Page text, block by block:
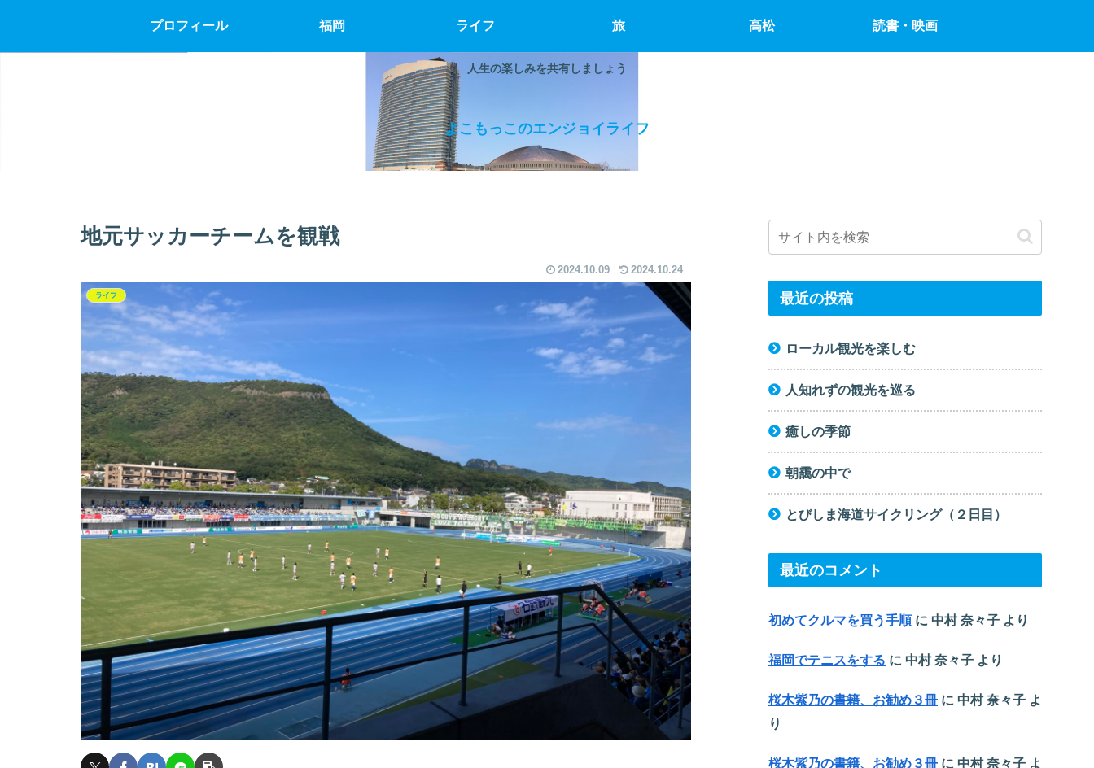
人生の楽しみを共有しましょう
よこもっこのエンジョイライフ
プロフィール 福岡 ライフ 旅 高松 読書・映画
地元サッカーチームを観戦
2024.10.09 2024.10.24
ライフ 最近の投稿
ローカル観光を楽しむ
人知れずの観光を巡る
癒しの季節
朝靄の中で
とびしま海道サイクリング（２日目）
最近のコメント
初めてクルマを買う手順に 中村 奈々子 より
福岡でテニスをする に 中村 奈々子 より
桜木紫乃の書籍、お勧め３冊 に 中村 奈々子 よ
り
桜木紫乃の書籍、お勧め３冊 に 中村 奈々子 よ